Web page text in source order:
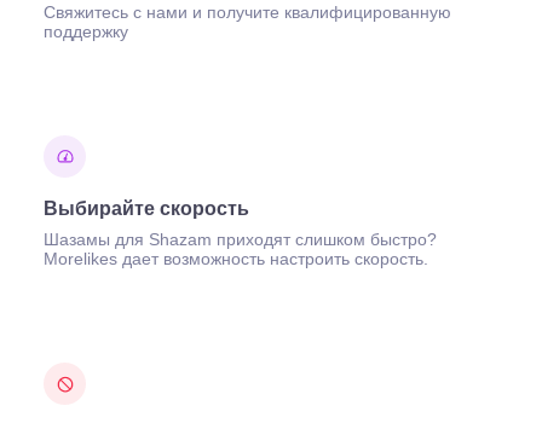
Свяжитесь с нами и получите квалифицированную
поддержку
Выбирайте скорость
Шазамы для Shazam приходят слишком быстро?
Morelikes дает возможность настроить скорость.